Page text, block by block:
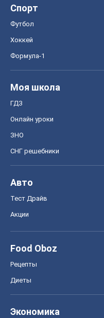
Спорт
Футбол
Хоккей
Формула-1
Моя школа
ГДЗ
Онлайн уроки
ЗНО
СНГ решебники
Авто
Тест Драйв
Акции
Food Oboz
Рецепты
Диеты
Экономика